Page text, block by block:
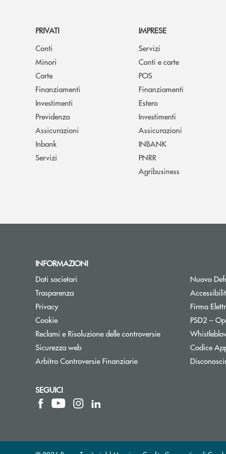
PRIVATI
Conti
Minori
Carte
Finanziamenti
Investimenti
Previdenza
Assicurazioni
Inbank
Servizi
IMPRESE
Servizi
Conti e carte
POS
Finanziamenti
Estero
Investimenti
Assicurazioni
INBANK
PNRR
Agribusiness
INFORMAZIONI
Dati societari
Trasparenza
Privacy
Cookie
Reclami e Risoluzione delle controversie
Sicurezza web
Arbitro Controversie FinanziarieApre una nuova finestra
Nuovo
Firma
PSD2 –
Codice
SEGUICI